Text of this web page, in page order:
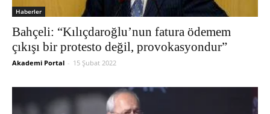
Haberler
Bahçeli: “Kılıçdaroğlu’nun fatura ödemem
çıkışı bir protesto değil, provokasyondur”
Akademi Portal - 15 Şubat 2022